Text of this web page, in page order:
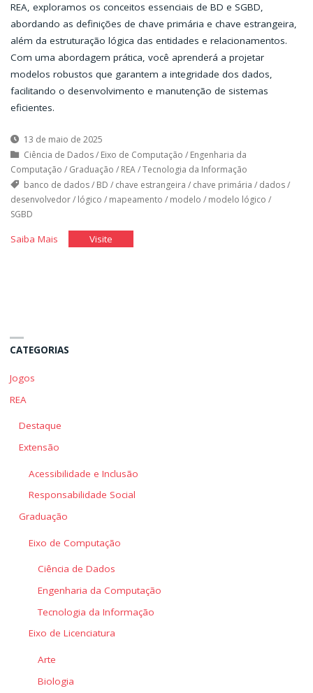
REA, exploramos os conceitos essenciais de BD e SGBD,
abordando as definições de chave primária e chave estrangeira,
além da estruturação lógica das entidades e relacionamentos.
Com uma abordagem prática, você aprenderá a projetar
modelos robustos que garantem a integridade dos dados,
facilitando o desenvolvimento e manutenção de sistemas
eficientes.
13 de maio de 2025
Ciência de Dados/ Eixo de Computação / Engenharia da
Computação / Graduação / REA/Tecnologia da Informação
banco de dados/ BD / chave estrangeira / chave primária / dados/
desenvolvedor/ lógico / mapeamento / modelo / modelo lógico /
SGBD
Saiba Mais"ModeloVisite"Modelo
CATEGORIAS
Jogos
REA
Destaque
Extensão
Acessibilidade e Inclusão
Responsabilidade Social
Graduação
Eixo de Computação
Ciência de Dados
Engenharia da Computação
Tecnologia da Informação
Eixo de Licenciatura
Arte
Biologia